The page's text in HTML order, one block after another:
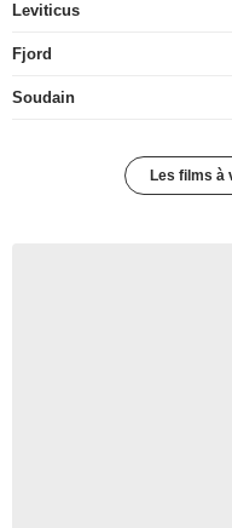
Leviticus
Fjord
Soudain
Les films à